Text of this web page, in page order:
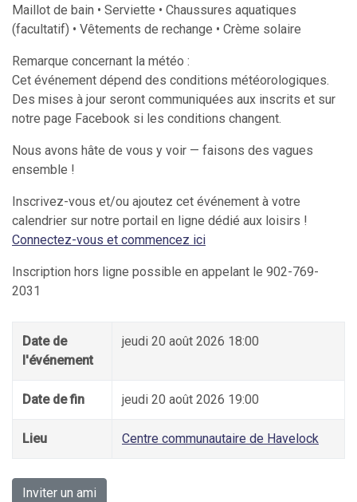
Maillot de bain • Serviette • Chaussures aquatiques
(facultatif) • Vêtements de rechange • Crème solaire
Remarque concernant la météo :
Cet événement dépend des conditions météorologiques.
Des mises à jour seront communiquées aux inscrits et sur
notre page Facebook si les conditions changent.
Nous avons hâte de vous y voir — faisons des vagues
ensemble !
Inscrivez-vous et/ou ajoutez cet événement à votre
calendrier sur notre portail en ligne dédié aux loisirs !
Connectez-vous et commencez ici
Inscription hors ligne possible en appelant le 902-769-
2031
Date de
l'événement
jeudi 20 août 2026 18:00
Date de fin jeudi 20 août 2026 19:00
Lieu Centre communautaire de Havelock
Inviter un ami